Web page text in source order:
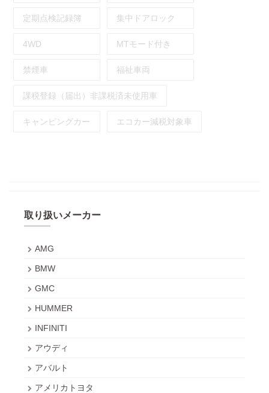
定期点検記録簿 集中ドアロック
4WD MTモード付き
禁煙車 福祉車両
課税登録（届出）非課税済未使用車
キャンピングカー エコカー減税対象車
取り扱いメーカー
AMG
BMW
GMC
HUMMER
INFINITI
アウディ
アバルト
アメリカトヨタ